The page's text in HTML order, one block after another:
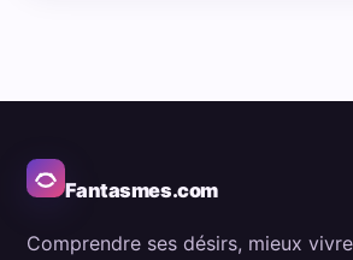
Fantasmes.com
Comprendre ses désirs, mieux